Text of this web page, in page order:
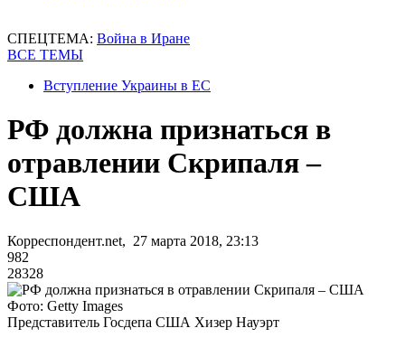
СПЕЦТЕМА: Война в Иране
ВСЕ ТЕМЫ
Вступление Украины в ЕС
РФ должна признаться в
отравлении Скрипаля –
США
Корреспондент.net, 27 марта 2018, 23:13
982
28328
Фото: Getty Images
Представитель Госдепа США Хизер Науэрт